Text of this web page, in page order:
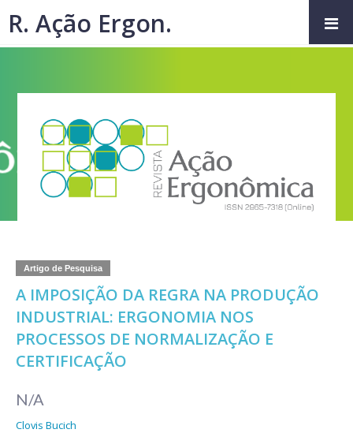
Artigo de Pesquisa
A IMPOSIÇÃO DA REGRA NA PRODUÇÃO
INDUSTRIAL: ERGONOMIA NOS
PROCESSOS DE NORMALIZAÇÃO E
CERTIFICAÇÃO
N/A
Clovis Bucich
R. Ação Ergon.